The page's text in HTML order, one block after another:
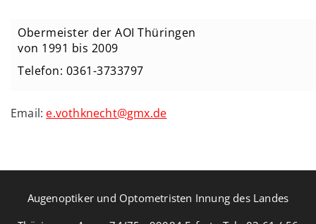
Obermeister der AOI Thüringen
von 1991 bis 2009
Telefon: 0361-3733797
Email: e.vothknecht@gmx.de
Augenoptiker und Optometristen Innung des Landes